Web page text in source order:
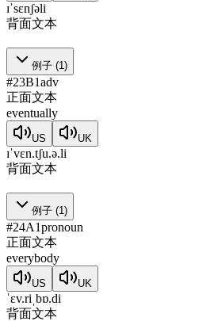
ɪˈsɛnʃəli
背面文本
例子 (1)
#23B1adv
正面文本
eventually
US UK
ɪˈvɛn.tʃu.ə.li
背面文本
例子 (1)
#24A1pronoun
正面文本
everybody
US UK
ˈɛv.riˌbɒ.di
背面文本